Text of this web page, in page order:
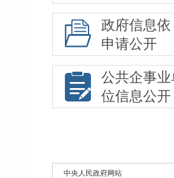
政府信息依
申请公开
公共企事业
位信息公开
中央人民政府网站